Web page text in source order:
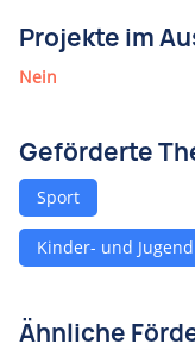
Projekte im
Nein
Geförderte
Sport
Kinder- und
Ähnliche